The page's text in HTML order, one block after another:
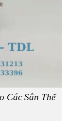
Các Sân Thể